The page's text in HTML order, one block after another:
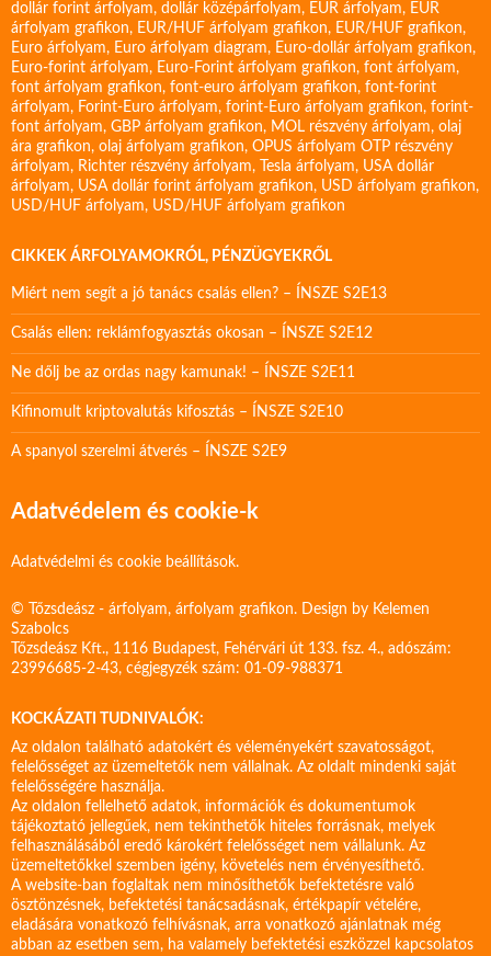
dollár forint árfolyam, dollár középárfolyam, EUR árfolyam, EUR
árfolyam grafikon, EUR/HUF árfolyam grafikon, EUR/HUF grafikon,
Euro árfolyam, Euro árfolyam diagram, Euro-dollár árfolyam grafikon,
Euro-forint árfolyam, Euro-Forint árfolyam grafikon, font árfolyam,
font árfolyam grafikon, font-euro árfolyam grafikon, font-forint
árfolyam, Forint-Euro árfolyam, forint-Euro árfolyam grafikon, forint-
font árfolyam, GBP árfolyam grafikon, MOL részvény árfolyam, olaj
ára grafikon, olaj árfolyam grafikon, OPUS árfolyam OTP részvény
árfolyam, Richter részvény árfolyam, Tesla árfolyam, USA dollár
árfolyam, USA dollár forint árfolyam grafikon, USD árfolyam grafikon,
USD/HUF árfolyam, USD/HUF árfolyam grafikon
CIKKEK ÁRFOLYAMOKRÓL, PÉNZÜGYEKRŐL
Miért nem segít a jó tanács csalás ellen? – ÍNSZE S2E13
Csalás ellen: reklámfogyasztás okosan – ÍNSZE S2E12
Ne dőlj be az ordas nagy kamunak! – ÍNSZE S2E11
Kifinomult kriptovalutás kifosztás – ÍNSZE S2E10
A spanyol szerelmi átverés – ÍNSZE S2E9
Adatvédelem és cookie-k
Adatvédelmi és cookie beállítások.
© Tőzsdeász - árfolyam, árfolyam grafikon. Design by Kelemen
Szabolcs
Tőzsdeász Kft., 1116 Budapest, Fehérvári út 133. fsz. 4., adószám:
23996685-2-43, cégjegyzék szám: 01-09-988371
KOCKÁZATI TUDNIVALÓK:
Az oldalon található adatokért és véleményekért szavatosságot,
felelősséget az üzemeltetők nem vállalnak. Az oldalt mindenki saját
felelősségére használja.
Az oldalon fellelhető adatok, információk és dokumentumok
tájékoztató jellegűek, nem tekinthetők hiteles forrásnak, melyek
felhasználásából eredő károkért felelősséget nem vállalunk. Az
üzemeltetőkkel szemben igény, követelés nem érvényesíthető.
A website-ban foglaltak nem minősíthetők befektetésre való
ösztönzésnek, befektetési tanácsadásnak, értékpapír vételére,
eladására vonatkozó felhívásnak, arra vonatkozó ajánlatnak még
abban az esetben sem, ha valamely befektetési eszközzel kapcsolatos